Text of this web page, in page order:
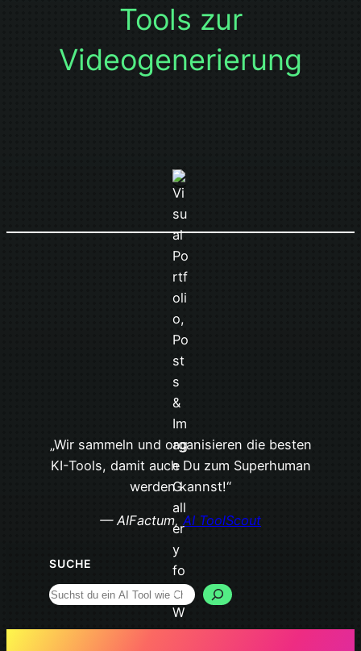
Tools zur
Videogenerierung
„Wir sammeln und organisieren die besten
KI-Tools, damit auch Du zum Superhuman
werden kannst!“
— AIFactum, AI ToolScout
SUCHE
Search